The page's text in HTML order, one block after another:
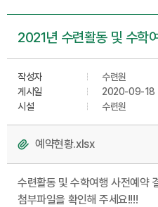
2021년 수련활동 및 수학
작성자
수련원
게시일
2020-09-18
시설
수련원
예약현황.xlsx
수련활동 및 수학여행 사전예약
첨부파일을 확인해 주세요!!!!